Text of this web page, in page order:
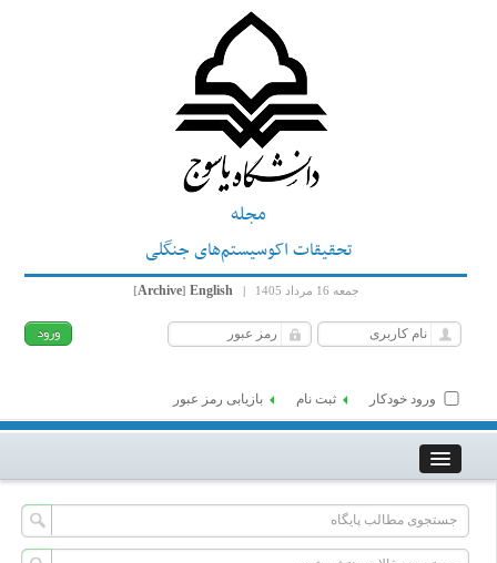
مجله
تحقیقات اکوسیستم‌های جنگلی
جمعه 16 مرداد 1405 |
English
[Archive]
ورود خودکار ثبت نام بازیابی رمز عبور